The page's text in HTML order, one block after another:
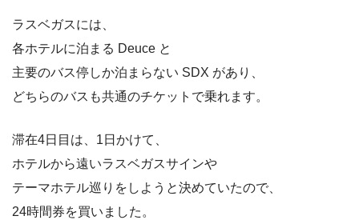
ラスベガスには、
各ホテルに泊まる Deuce と
主要のバス停しか泊まらない SDX があり、
どちらのバスも共通のチケットで乗れます。
滞在4日目は、1日かけて、
ホテルから遠いラスベガスサインや
テーマホテル巡りをしようと決めていたので、
24時間券を買いました。